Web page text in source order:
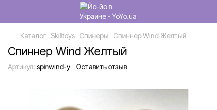
Каталог Skilltoys Спинеры Спиннер Wind Желтый
Спиннер Wind Желтый
Артикул: spinwind-y Оставить отзыв